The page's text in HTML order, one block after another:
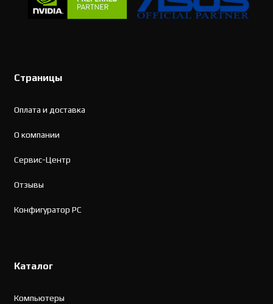
Страницы
Оплата и доставка
О компании
Сервис-Центр
Отзывы
Конфигуратор PC
Каталог
Компьютеры